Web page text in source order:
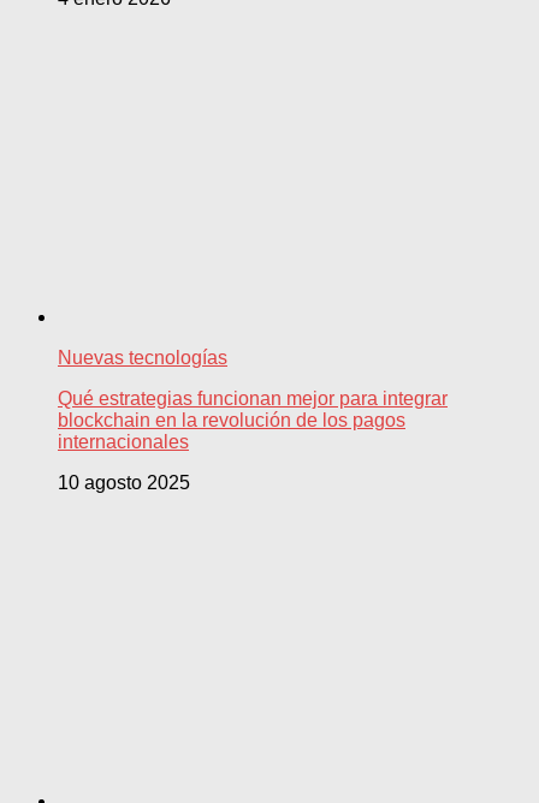
Nuevas tecnologías
Qué estrategias funcionan mejor para integrar
blockchain en la revolución de los pagos
internacionales
10 agosto 2025